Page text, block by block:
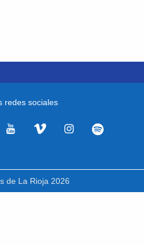
redes sociales
de La Rioja 2026